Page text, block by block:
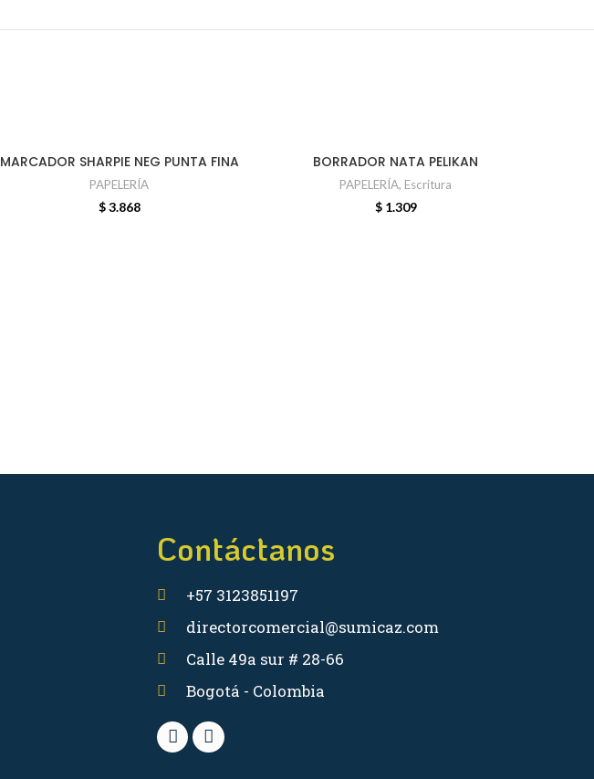
AÑADIR AL CARRITO
MARCADOR SHARPIE NEG PUNTA FINA
PAPELERÍA
$3.868
AÑADIR AL CARRITO
BORRADOR NATA PELIKAN
PAPELERÍA, Escritura
$1.309
Contáctanos
+57 3123851197
directorcomercial@sumicaz.com
Calle 49a sur # 28-66
Bogotá - Colombia